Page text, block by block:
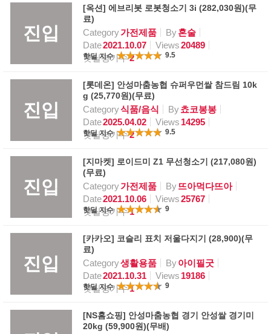
진입
[옥션] 에브리봇 로봇청소기 3i (282,030원)(무
료)
Category가전제품 By혼술
Date2021.10.07 Views20489
핫딜평가수2
핫딜 지수 9.5
진입
[롯데온] 안성마춤농협 슈퍼우먼쌀 참드림 10k
g (25,770원)(무료)
Category식품/음식 By쵸코봉봉
Date2025.04.02 Views 14295
핫딜평가수2
핫딜 지수 9.5
진입
[지마켓] 로이드미 Z1 무선청소기 (217,080원)
(무료)
Category가전제품 By뜨아먹다뜨아
Date2021.10.06 Views25767
핫딜평가수1
핫딜 지수 9
진입
[카카오] 코슬리 표치 저울다지기 (28,900)(무
료)
Category생활용품 By아이필굿
Date2021.10.31 Views 19186
핫딜평가수1
핫딜 지수 9
[NS홈쇼핑] 안성마춤농협 경기 안성쌀 경기미
20kg (59,900원)(무배)